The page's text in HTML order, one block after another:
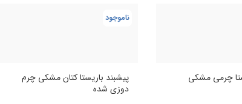
چرمی مشکی
ناموجود
پیشبند باریستا کتان مشکی چرم
دوزی شده